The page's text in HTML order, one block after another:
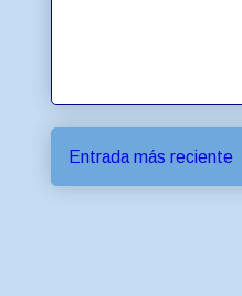
Entrada más reciente